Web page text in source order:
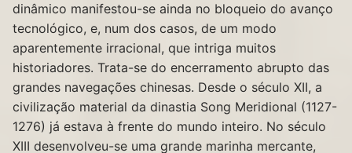
dinâmico manifestou-se ainda no bloqueio do avanço
tecnológico, e, num dos casos, de um modo
aparentemente irracional, que intriga muitos
historiadores. Trata-se do encerramento abrupto das
grandes navegações chinesas. Desde o século XII, a
civilização material da dinastia Song Meridional (1127-
1276) já estava à frente do mundo inteiro. No século
XIII desenvolveu-se uma grande marinha mercante,